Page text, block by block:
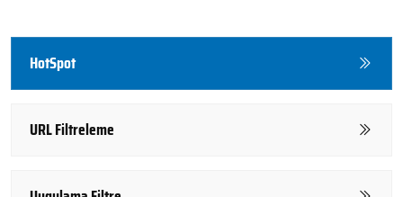
HotSpot
URL Filtreleme